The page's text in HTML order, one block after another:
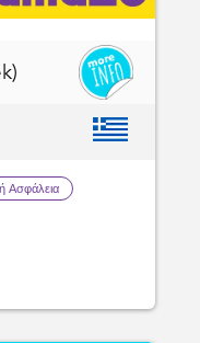
Ασφάλεια